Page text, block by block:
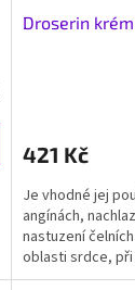
Droserin
421 Kč
Je vhodné jej
angínách,
nastuzení
oblasti srdce,
plísňových...